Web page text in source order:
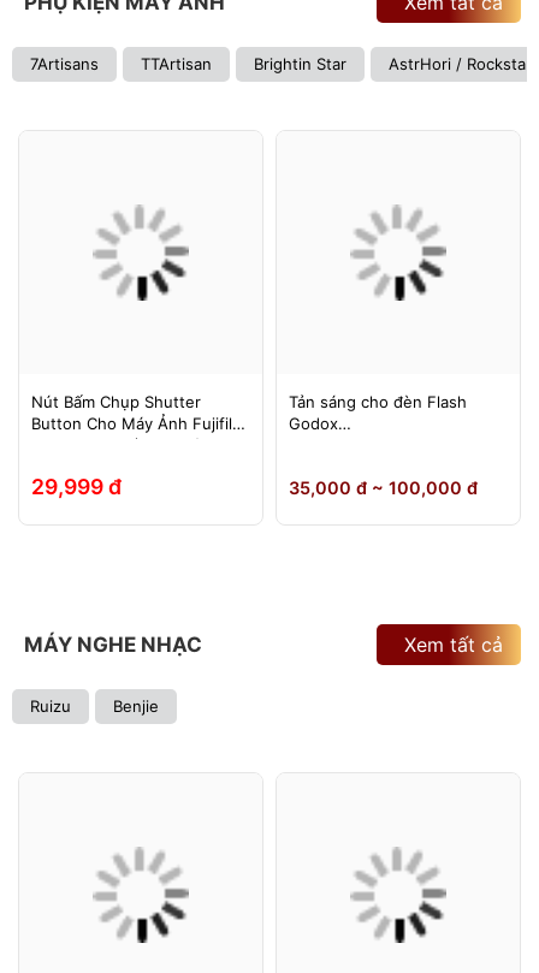
7Artisans TTArtisan Brightin Star AstrHori / Rockstar
Nút Bấm Chụp Shutter
Button Cho Máy Ảnh Fujifilm
Leica Contax (Ren Xoáy)
29,999 đ
Tản sáng cho đèn Flash
Godox
860III, Yongnuo 560II/565EX,
35,000 đ ~ 100,000 đ
MÁY NGHE NHẠC
Ruizu Benjie
Xem tất cả